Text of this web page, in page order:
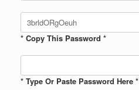
* Copy This Password *
* Type Or Paste Password Here *